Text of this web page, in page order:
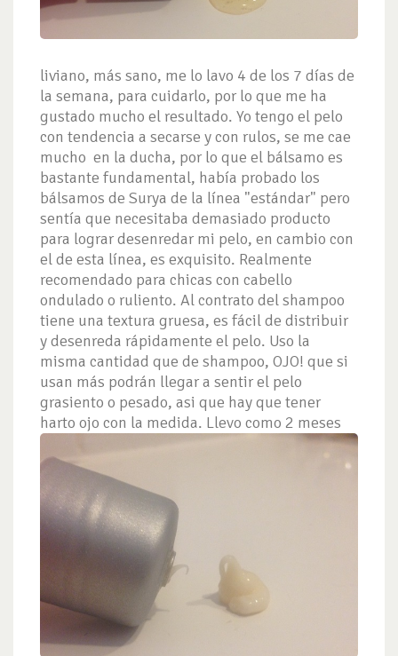
liviano, más sano, me lo lavo 4 de los 7 días de
la semana, para cuidarlo, por lo que me ha
gustado mucho el resultado. Yo tengo el pelo
con tendencia a secarse y con rulos, se me cae
mucho en la ducha, por lo que el bálsamo es
bastante fundamental, había probado los
bálsamos de Surya de la línea "estándar" pero
sentía que necesitaba demasiado producto
para lograr desenredar mi pelo, en cambio con
el de esta línea, es exquisito. Realmente
recomendado para chicas con cabello
ondulado o ruliento. Al contrato del shampoo
tiene una textura gruesa, es fácil de distribuir
y desenreda rápidamente el pelo. Uso la
misma cantidad que de shampoo, OJO! que si
usan más podrán llegar a sentir el pelo
grasiento o pesado, asi que hay que tener
harto ojo con la medida. Llevo como 2 meses